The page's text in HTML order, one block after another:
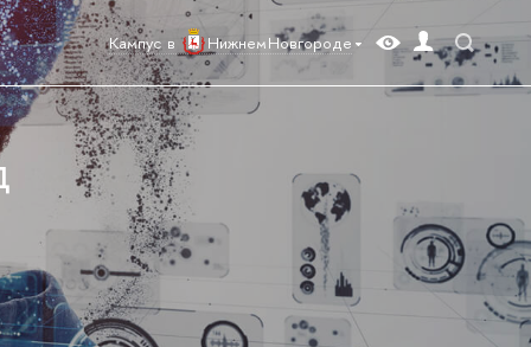
Кампус в Нижнем Новгороде